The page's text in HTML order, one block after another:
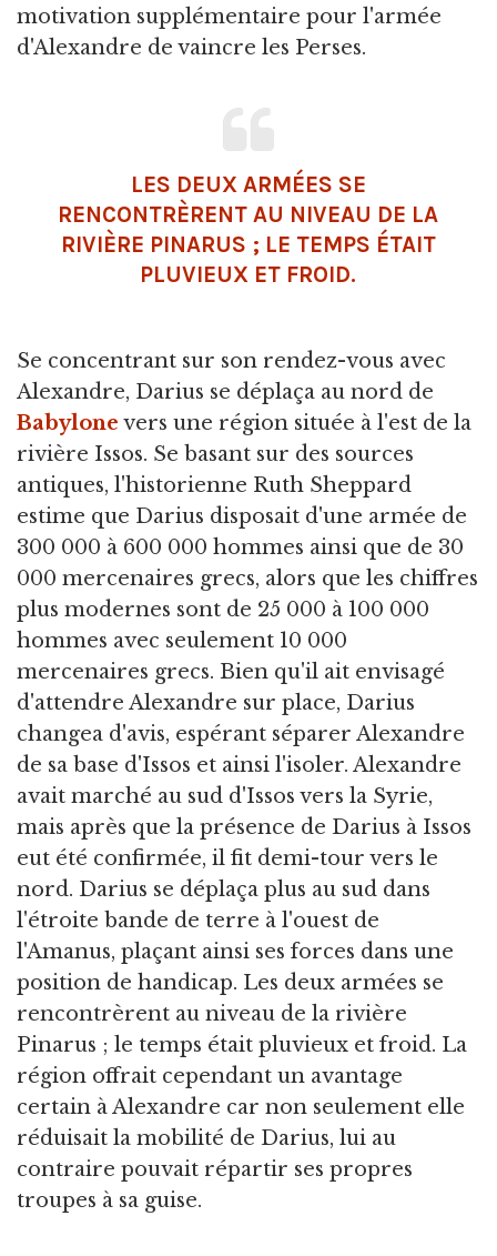
motivation supplémentaire pour l'armée
d'Alexandre de vaincre les Perses.
LES DEUX ARMÉES SE
RENCONTRÈRENT AU NIVEAU DE LA
RIVIÈRE PINARUS ; LE TEMPS ÉTAIT
PLUVIEUX ET FROID.
Se concentrant sur son rendez-vous avec
Alexandre, Darius se déplaça au nord de
Babylone vers une région située à l'est de la
rivière Issos. Se basant sur des sources
antiques, l'historienne Ruth Sheppard
estime que Darius disposait d'une armée de
300 000 à 600 000 hommes ainsi que de 30
000 mercenaires grecs, alors que les chiffres
plus modernes sont de 25 000 à 100 000
hommes avec seulement 10 000
mercenaires grecs. Bien qu'il ait envisagé
d'attendre Alexandre sur place, Darius
changea d'avis, espérant séparer Alexandre
de sa base d'Issos et ainsi l'isoler. Alexandre
avait marché au sud d'Issos vers la Syrie,
mais après que la présence de Darius à Issos
eut été confirmée, il fit demi-tour vers le
nord. Darius se déplaça plus au sud dans
l'étroite bande de terre à l'ouest de
l'Amanus, plaçant ainsi ses forces dans une
position de handicap. Les deux armées se
rencontrèrent au niveau de la rivière
Pinarus ; le temps était pluvieux et froid. La
région offrait cependant un avantage
certain à Alexandre car non seulement elle
réduisait la mobilité de Darius, lui au
contraire pouvait répartir ses propres
troupes à sa guise.